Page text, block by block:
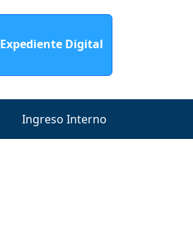
Expediente Digital
Ingreso Interno